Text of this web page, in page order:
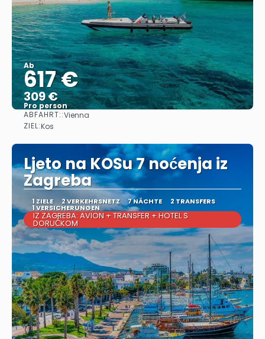
Ab
617 €
309 €
Pro person
ABFAHRT::Vienna
ZIEL:Kos
Ljeto na KOSu 7 noćenja iz
Zagreba
1 ZIELE 2 VERKEHRSNETZ 7 NÄCHTE 2 TRANSFERS
1 VERSICHERUNGEN
IZ ZAGREBA: AVION + TRANSFER + HOTEL S
DORUČKOM